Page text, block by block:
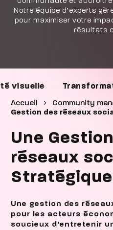
Notre équipe d’experts
pour maximiser votre
résultats
Transformation digitale
Accueil
Community
Gestion des réseaux
Une
réseaux
Stratégique
Une gestion des
pour les acteurs
soucieux d’entretenir